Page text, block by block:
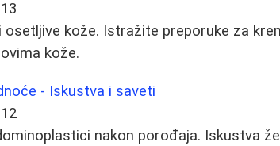
osetljive kože. Istražite preporuke za
kože.
- Iskustva i saveti
nakon porođaja. Iskustva